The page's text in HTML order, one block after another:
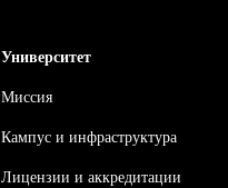
Университет
Миссия
Кампус и инфраструктура
Лицензии и аккредитации